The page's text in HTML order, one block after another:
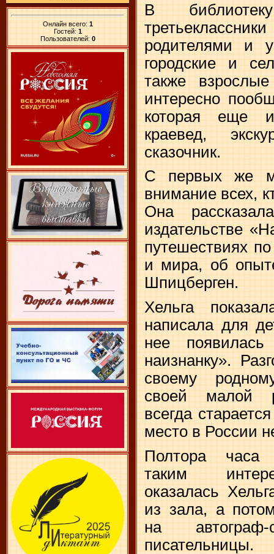
Онлайн всего: 1
Гостей: 1
Пользователей: 0
В
родителями и
городские и
также
интересно
которая еще
краевед,
сказочник.
С первых же
внимание всех,
Она
издательстве
путешествиях
и мира, об
Шпицберген.
Хельга
написала для
нее
наизнанку».
своему
своей малой
всегда
место в России
Полтора часа
таким
оказалась
из зала, а
на
писательницы.